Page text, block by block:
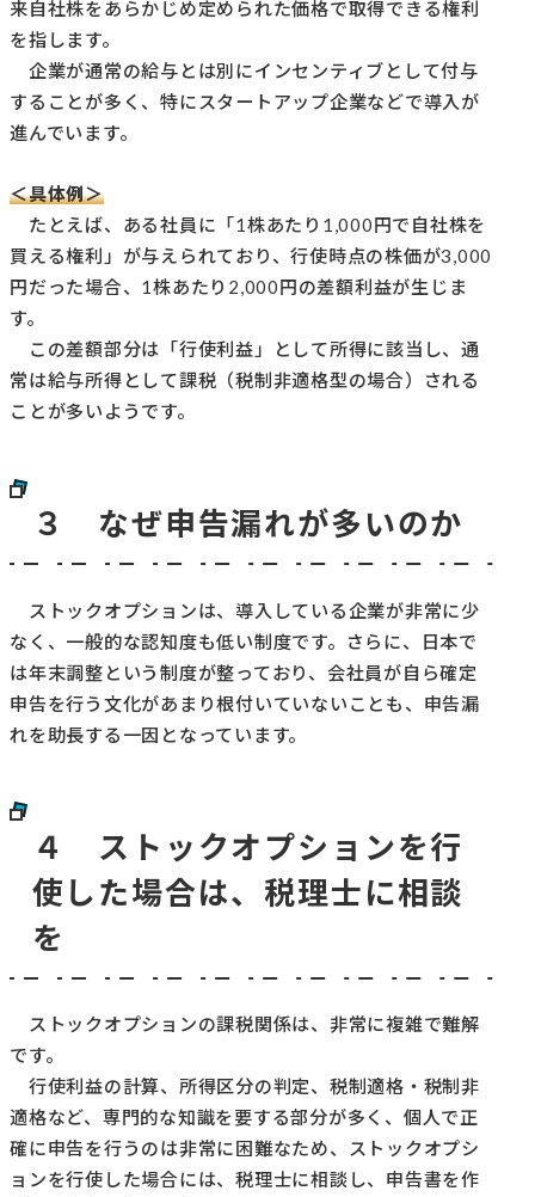
来自社株をあらかじめ定められた価格で取得できる権利
を指します。
企業が通常の給与とは別にインセンティブとして付与
することが多く、特にスタートアップ企業などで導入が
進んでいます。
＜具体例＞
たとえば、ある社員に「1株あたり1,000円で自社株を
買える権利」が与えられており、行使時点の株価が3,000
円だった場合、1株あたり2,000円の差額利益が生じま
す。
この差額部分は「行使利益」として所得に該当し、通
常は給与所得として課税（税制非適格型の場合）される
ことが多いようです。
３ なぜ申告漏れが多いのか
ストックオプションは、導入している企業が非常に少
なく、一般的な認知度も低い制度です。さらに、日本で
は年末調整という制度が整っており、会社員が自ら確定
申告を行う文化があまり根付いていないことも、申告漏
れを助長する一因となっています。
４ ストックオプションを行
使した場合は、税理士に相談
を
ストックオプションの課税関係は、非常に複雑で難解
です。
行使利益の計算、所得区分の判定、税制適格・税制非
適格など、専門的な知識を要する部分が多く、個人で正
確に申告を行うのは非常に困難なため、ストックオプシ
ョンを行使した場合には、税理士に相談し、申告書を作